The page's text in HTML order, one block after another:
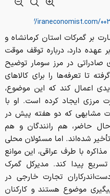
بر گمرکات استان کرمانشاه و
عهده دارد، درباره توقف موقت
صادراتی در مرز سومار توضیح
تا تعرفه‌ها را برای کالاهای
اعمال کند که این موضوع،
مرزی ایجاد کرده است. او با
مشابهی که دو هفته پیش در
حاضر، هم رانندگان و هم
شده‌اند. اما مسئولان محلی
با طرف عراقی، این موانع
پیدا کند. مدیرکل گمرک
تجارت خارجی در
موضوع هستند و کارکنان